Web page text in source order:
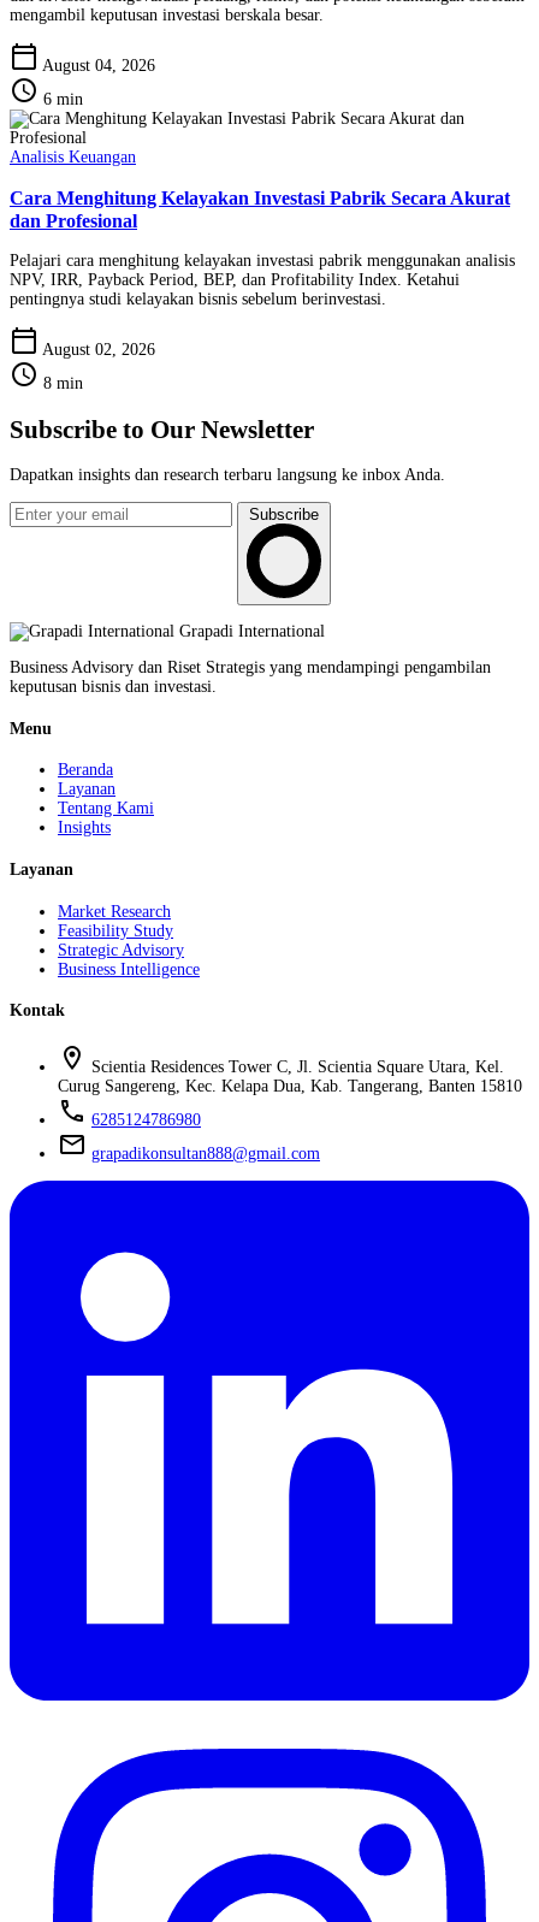
mengambil keputusan investasi berskala besar.
calendar_today August 04, 2026
schedule 6 min
Analisis Keuangan
Cara Menghitung Kelayakan Investasi Pabrik Secara Akurat
dan Profesional
Pelajari cara menghitung kelayakan investasi pabrik menggunakan analisis
NPV, IRR, Payback Period, BEP, dan Profitability Index. Ketahui
pentingnya studi kelayakan bisnis sebelum berinvestasi.
calendar_today August 02, 2026
schedule 8 min
Subscribe to Our Newsletter
Dapatkan insights dan research terbaru langsung ke inbox Anda.
Subscribe
Grapadi International
Business Advisory dan Riset Strategis yang mendampingi pengambilan
keputusan bisnis dan investasi.
Menu
Beranda
Layanan
Tentang Kami
Insights
Layanan
Market Research
Feasibility Study
Strategic Advisory
Business Intelligence
Kontak
location_on
Scientia Residences Tower C, Jl. Scientia Square Utara, Kel.
Curug Sangereng, Kec. Kelapa Dua, Kab. Tangerang, Banten 15810
phone 6285124786980
mail grapadikonsultan888@gmail.com